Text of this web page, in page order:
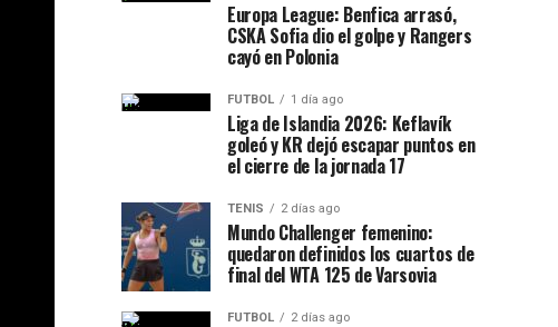
Europa League: Benfica arrasó,
CSKA Sofia dio el golpe y Rangers
cayó en Polonia
FUTBOL 1 día ago
Liga de Islandia 2026: Keflavík
goleó y KR dejó escapar puntos en
el cierre de la jornada 17
TENIS 2 días ago
Mundo Challenger femenino:
quedaron definidos los cuartos de
final del WTA 125 de Varsovia
FUTBOL 2 días ago